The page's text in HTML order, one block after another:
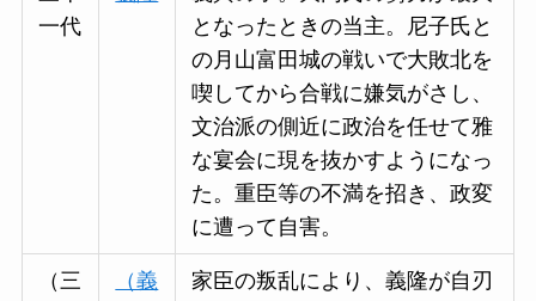
一代
となったときの当主。尼子氏と
の月山富田城の戦いで大敗北を
喫してから合戦に嫌気がさし、
文治派の側近に政治を任せて雅
な宴会に現を抜かすようになっ
た。重臣等の不満を招き、政変
に遭って自害。
（三
（義
家臣の叛乱により、義隆が自刃